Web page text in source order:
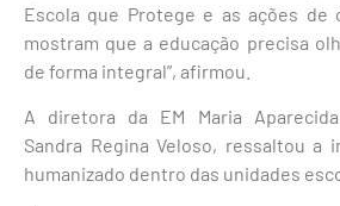
Escola que Protege e as ações de
mostram que a educação precisa
de forma integral”, afirmou.
A diretora da EM Maria
Sandra Regina Veloso, ressaltou a
humanizado dentro das unidades